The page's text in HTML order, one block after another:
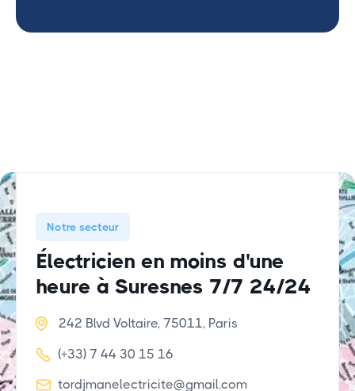
Notre secteur
Électricien en moins d'une
heure à Suresnes 7/7 24/24
 242 Blvd Voltaire, 75011, Paris
 (+33) 7 44 30 15 16
 tordjmanelectricite@gmail.com